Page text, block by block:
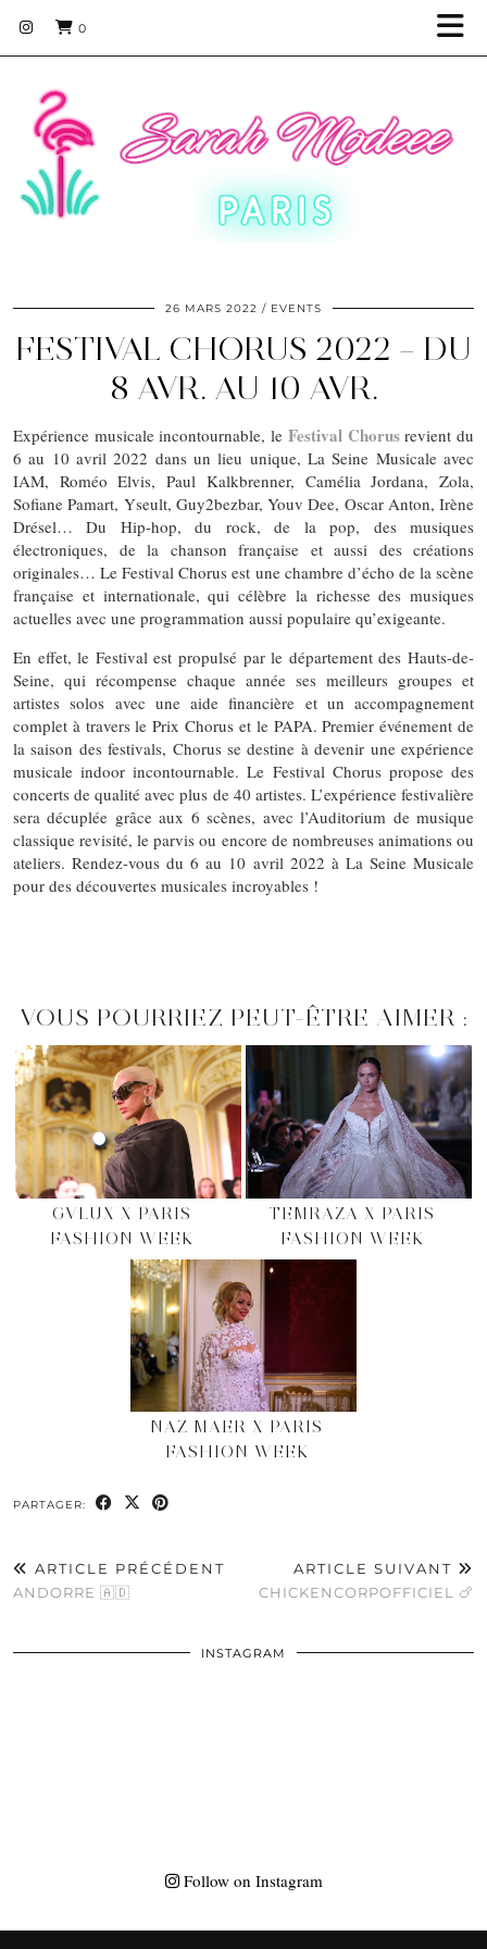
0
26 MARS 2022 EVENTS
FESTIVAL CHORUS 2022 – DU
8 AVR. AU 10 AVR.
Expérience musicale incontournable, le Festival Chorusrevient du
6 au 10 avril 2022 dans un lieu unique, La Seine Musicale avec
IAM, Roméo Elvis, Paul Kalkbrenner, Camélia Jordana, Zola,
Sofiane Pamart, Yseult, Guy2bezbar, Youv Dee, Oscar Anton, Irène
Drésel… Du Hip-hop, du rock, de la pop, des musiques
électroniques, de la chanson française et aussi des créations
originales… Le Festival Chorus est une chambre d’écho de la scène
française et internationale, qui célèbre la richesse des musiques
actuelles avec une programmation aussi populaire qu’exigeante.
En effet, le Festival est propulsé par le département des Hauts-de-
Seine, qui récompense chaque année ses meilleurs groupes et
artistes solos avec une aide financière et un accompagnement
complet à travers le Prix Chorus et le PAPA. Premier événement de
la saison des festivals, Chorus se destine à devenir une expérience
musicale indoor incontournable. Le Festival Chorus propose des
concerts de qualité avec plus de 40 artistes. L’expérience festivalière
sera décuplée grâce aux 6 scènes, avec l’Auditorium de musique
classique revisité, le parvis ou encore de nombreuses animations ou
ateliers. Rendez-vous du 6 au 10 avril 2022 à La Seine Musicale
pour des découvertes musicales incroyables !
VOUS POURRIEZ PEUT-ÊTRE AIMER :
GVLUX X PARIS
FASHION WEEK
TEMRAZA X PARIS
FASHION WEEK
NAZ MAER X PARIS
FASHION WEEK
PARTAGER:
ARTICLE PRÉCÉDENT
ANDORRE 🇦🇩
ARTICLE SUIVANT
CHICKENCORPOFFICIEL 🍗
INSTAGRAM
Follow on Instagram